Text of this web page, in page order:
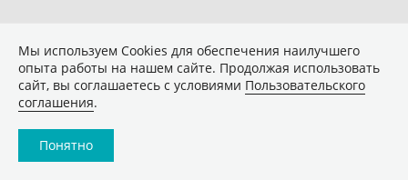
Мы используем Сookies для обеспечения наилучшего
опыта работы на нашем сайте. Продолжая использовать
сайт, вы соглашаетесь с условиями Пользовательского
соглашения.
Понятно